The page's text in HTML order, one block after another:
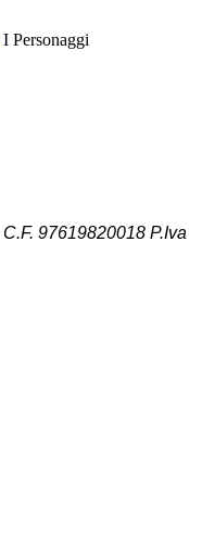
I Personaggi
C.F. 97619820018 P.Iva